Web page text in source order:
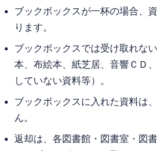
ブックボックスが一杯の場合、
ります。
ブックボックスでは受け取れな
本、布絵本、紙芝居、音響ＣＤ
していない資料等）。
ブックボックスに入れた資料は
ん。
返却は、各図書館・図書室・図